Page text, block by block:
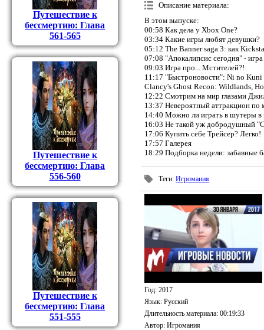
Путешествие к
бессмертию: Глава
561-565
Путешествие к
бессмертию: Глава
556-560
Путешествие к
бессмертию: Глава
551-555
Описание материала:
В этом выпуске:
00:58 Как дела у Xbox One?
03:34 Какие игры любят девушки?
05:12 The Banner saga 3: как
07:08 "Апокалипсис сегодня" - игра
09:03 Игра про... Мстителей?!
11:17 "Быстроновости": Ni no
Clancy's Ghost Recon: Wildlands,
12:22 Смотрим на мир глазами
13:37 Невероятный аттракцион по
14:40 Можно ли играть в шутеры
16:03 Не такой уж добродушный
17:06 Купить себе Трейсер? Легко!
17:57 Галерея
18:29 Подборка недели: забавные
Теги: Игромания
Год: 2017
Язык: Русский
Длительность материала: 00:19:33
Автор: Игромания